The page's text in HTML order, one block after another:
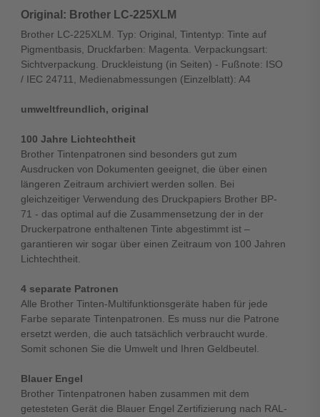
Original: Brother LC-225XLM
Brother LC-225XLM. Typ: Original, Tintentyp: Tinte auf
Pigmentbasis, Druckfarben: Magenta. Verpackungsart:
Sichtverpackung. Druckleistung (in Seiten) - Fußnote: ISO
/ IEC 24711, Medienabmessungen (Einzelblatt): A4
umweltfreundlich, original
100 Jahre Lichtechtheit
Brother Tintenpatronen sind besonders gut zum
Ausdrucken von Dokumenten geeignet, die über einen
längeren Zeitraum archiviert werden sollen. Bei
gleichzeitiger Verwendung des Druckpapiers Brother BP-
71 - das optimal auf die Zusammensetzung der in der
Druckerpatrone enthaltenen Tinte abgestimmt ist –
garantieren wir sogar über einen Zeitraum von 100 Jahren
Lichtechtheit.
4 separate Patronen
Alle Brother Tinten-Multifunktionsgeräte haben für jede
Farbe separate Tintenpatronen. Es muss nur die Patrone
ersetzt werden, die auch tatsächlich verbraucht wurde.
Somit schonen Sie die Umwelt und Ihren Geldbeutel.
Blauer Engel
Brother Tintenpatronen haben zusammen mit dem
getesteten Gerät die Blauer Engel Zertifizierung nach RAL-